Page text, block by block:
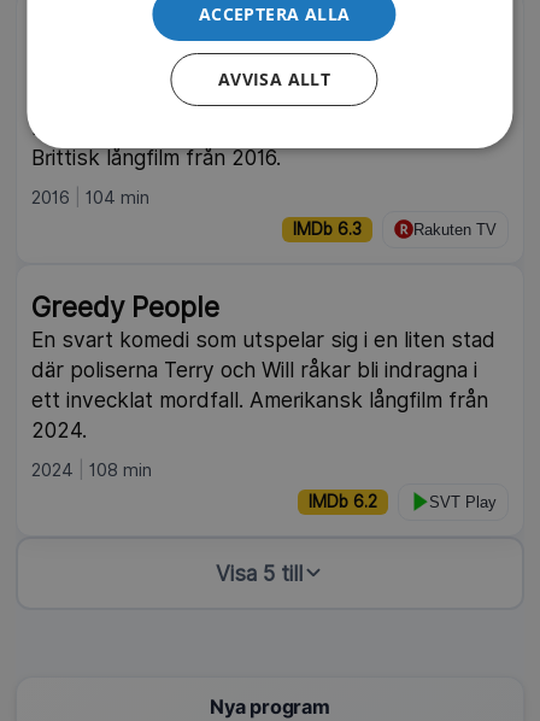
The Limehouse Golem
En seriemördare skakar viktorianska London
samtidigt som en varietéstjärna misstänks för
mord – en detektiv finner oväntade kopplingar.
Brittisk långfilm från 2016.
2016 104 min
IMDb 6.3 Rakuten TV
Greedy People
En svart komedi som utspelar sig i en liten stad
där poliserna Terry och Will råkar bli indragna i
ett invecklat mordfall. Amerikansk långfilm från
2024.
2024 108 min
IMDb 6.2 SVT Play
Visa 5 till
Nya program
ACCEPTERA ALLA
AVVISA ALLT